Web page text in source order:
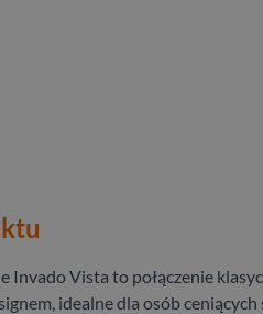
Invado Vista to połączenie
idealne dla osób ceniących